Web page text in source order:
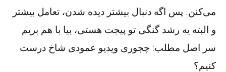
می‌کنن. پس اگه دنبال بیشتر دیده شدن، تعامل بیشتر
و البته یه رشد گنگی تو پیجت هستی، بیا با هم بریم
سر اصل مطلب: چجوری ویدیو عمودی شاخ درست
کنیم؟